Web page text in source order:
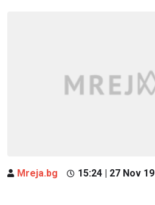
Mreja.bg 15:24 | 27 Nov 19